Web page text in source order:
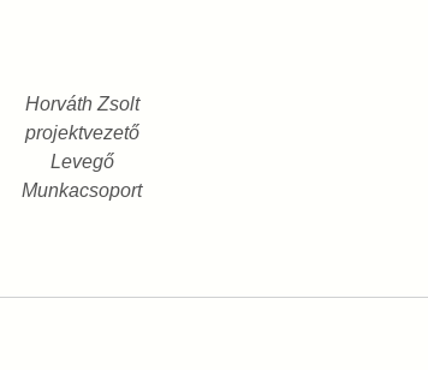
Horváth Zsolt
projektvezető
Levegő
Munkacsoport